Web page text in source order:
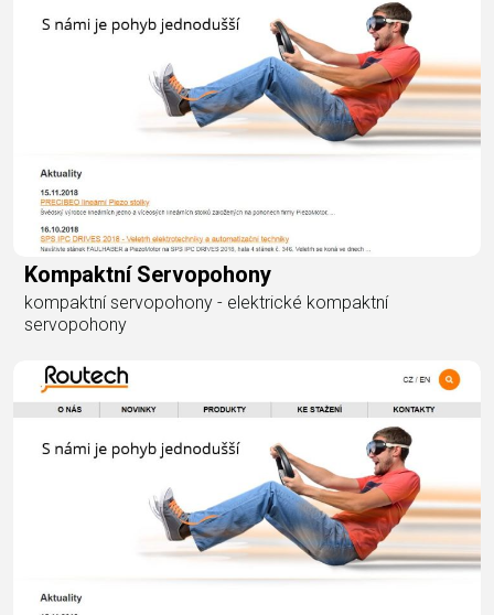
Kompaktní Servopohony
kompaktní servopohony - elektrické kompaktní
servopohony